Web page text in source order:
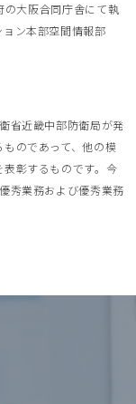
の大阪合同庁舎にて執
ョン本部空間情報部
省近畿中部防衛局が発
のであって、他の模
彰するものです。今
秀業務および優秀業務